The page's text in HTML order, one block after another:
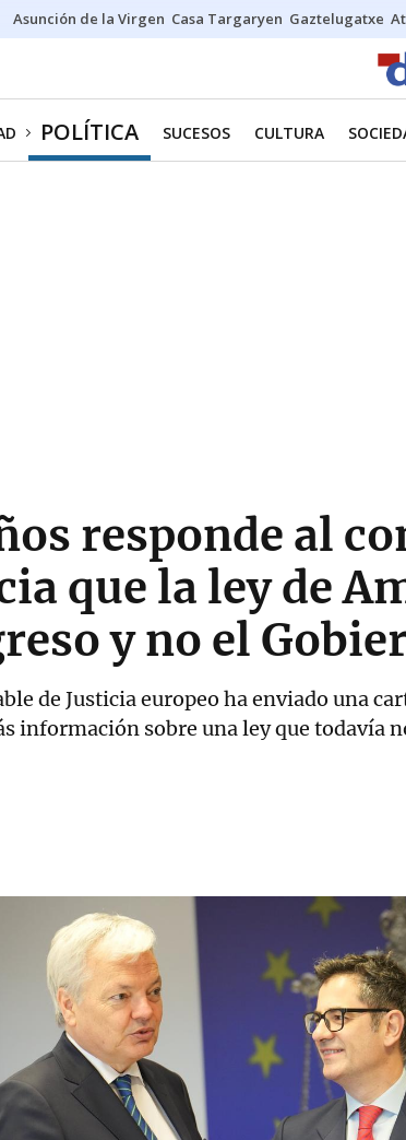
Asunción de la Virgen Casa Targaryen Gaztelugatxe
POLÍTICA SUCESOS CULTURA
responde al
que la ley de
y no el
de Justicia europeo ha enviado una
información sobre una ley que todavía